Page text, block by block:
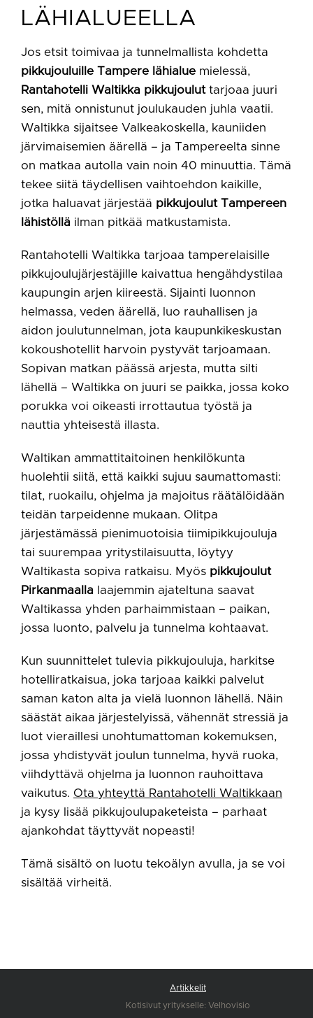
LÄHIALUEELLA
Jos etsit toimivaa ja tunnelmallista kohdetta
pikkujouluille Tampere lähialue mielessä,
Rantahotelli Waltikka pikkujouluttarjoaa juuri
sen, mitä onnistunut joulukauden juhla vaatii.
Waltikka sijaitsee Valkeakoskella, kauniiden
järvimaisemien äärellä – ja Tampereelta sinne
on matkaa autolla vain noin 40 minuuttia. Tämä
tekee siitä täydellisen vaihtoehdon kaikille,
jotka haluavat järjestää pikkujoulut Tampereen
lähistöllä ilman pitkää matkustamista.
Rantahotelli Waltikka tarjoaa tamperelaisille
pikkujoulujärjestäjille kaivattua hengähdystilaa
kaupungin arjen kiireestä. Sijainti luonnon
helmassa, veden äärellä, luo rauhallisen ja
aidon joulutunnelman, jota kaupunkikeskustan
kokoushotellit harvoin pystyvät tarjoamaan.
Sopivan matkan päässä arjesta, mutta silti
lähellä – Waltikka on juuri se paikka, jossa koko
porukka voi oikeasti irrottautua työstä ja
nauttia yhteisestä illasta.
Waltikan ammattitaitoinen henkilökunta
huolehtii siitä, että kaikki sujuu saumattomasti:
tilat, ruokailu, ohjelma ja majoitus räätälöidään
teidän tarpeidenne mukaan. Olitpa
järjestämässä pienimuotoisia tiimipikkujouluja
tai suurempaa yritystilaisuutta, löytyy
Waltikasta sopiva ratkaisu. Myös pikkujoulut
Pirkanmaalla laajemmin ajateltuna saavat
Waltikassa yhden parhaimmistaan – paikan,
jossa luonto, palvelu ja tunnelma kohtaavat.
Kun suunnittelet tulevia pikkujouluja, harkitse
hotelliratkaisua, joka tarjoaa kaikki palvelut
saman katon alta ja vielä luonnon lähellä. Näin
säästät aikaa järjestelyissä, vähennät stressiä ja
luot vieraillesi unohtumattoman kokemuksen,
jossa yhdistyvät joulun tunnelma, hyvä ruoka,
viihdyttävä ohjelma ja luonnon rauhoittava
vaikutus. Ota yhteyttä Rantahotelli Waltikkaan
ja kysy lisää pikkujoulupaketeista – parhaat
ajankohdat täyttyvät nopeasti!
Tämä sisältö on luotu tekoälyn avulla, ja se voi
sisältää virheitä.
Artikkelit
Kotisivut yritykselle: Velhovisio